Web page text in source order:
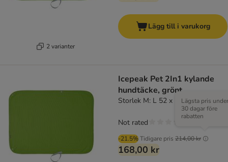
2 varianter
Lägg till i varukorg
Icepeak Pet 2In1 kylande
hundtäcke, grönt
Storlek M: L 52 x B 62 cm
-21.5%Tidigare pris 214,00 kr
Lägsta pris under
30 dagar före
rabatten
168,00 kr
Not rated